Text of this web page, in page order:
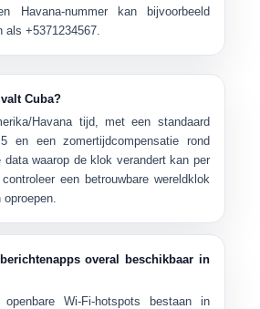
Havana-nummer kan bijvoorbeeld
als+5371234567.
Cuba?
Havanatijd, met een standaard
en een zomertijdcompensatie rond
data waarop de klok verandert kan per
een betrouwbare wereldklok
oproepen.
overal beschikbaar in
Wi-Fi-hotspots bestaan ​​in